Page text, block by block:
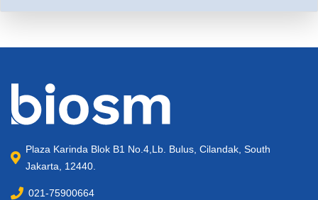
Plaza Karinda Blok B1 No.4,Lb. Bulus, Cilandak, South
Jakarta, 12440.
021-75900664